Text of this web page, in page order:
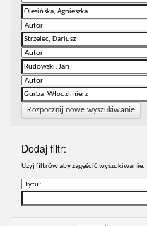
Rozpocznij nowe wyszukiwanie
Dodaj filtr:
Uzyj filtrów aby zagęścić wyszukiwanie.